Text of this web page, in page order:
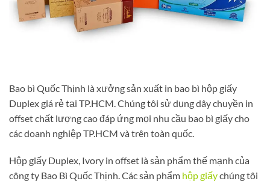
Bao bì Quốc Thịnh là xưởng sản xuất in bao bì hộp giấy
Duplex giá rẻ tại TP.HCM. Chúng tôi sử dụng dây chuyền in
offset chất lượng cao đáp ứng mọi nhu cầu bao bì giấy cho
các doanh nghiệp TP.HCM và trên toàn quốc.
Hộp giấy Duplex, Ivory in offset là sản phẩm thế mạnh của
công ty Bao Bì Quốc Thịnh. Các sản phẩm hộp giấychúng tôi